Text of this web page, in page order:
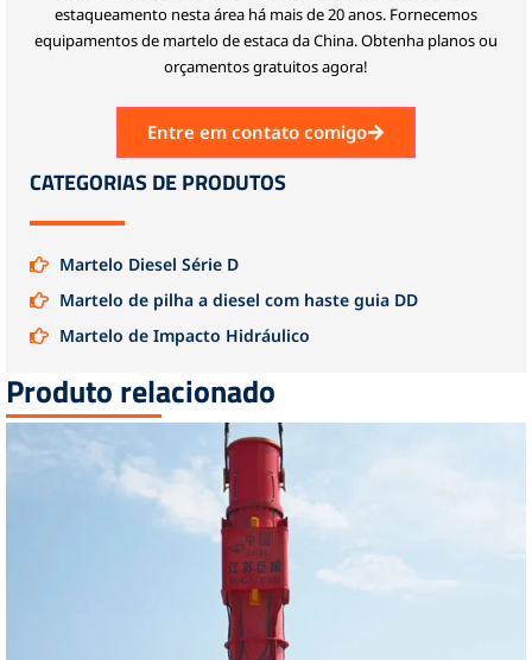
estaqueamento nesta área há mais de 20 anos. Fornecemos
equipamentos de martelo de estaca da China.Obtenha planos ou
orçamentos gratuitos agora!
Entre em contato comigo
CATEGORIAS DE PRODUTOS
Martelo Diesel Série D
Martelo de pilha a diesel com haste guia DD
Martelo de Impacto Hidráulico
Produto relacionado